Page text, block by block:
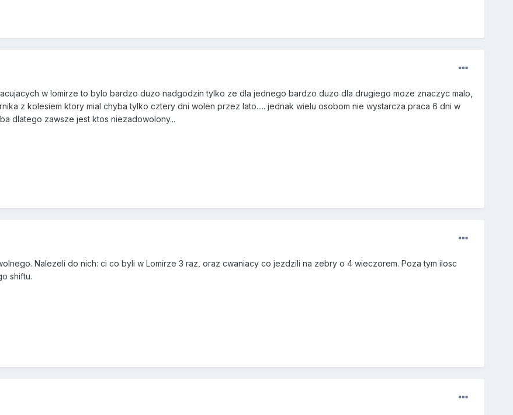
w lomirze to bylo bardzo duzo nadgodzin tylko ze dla jednego bardzo duzo dla drugiego moze znaczyc malo,
z kolesiem ktory mial chyba tylko cztery dni wolen przez lato..... jednak wielu osobom nie wystarcza praca 6 dni w
dlatego zawsze jest ktos niezadowolony...
Nalezeli do nich: ci co byli w Lomirze 3 raz, oraz cwaniacy co jezdzili na zebry o 4 wieczorem. Poza tym ilosc
shiftu.